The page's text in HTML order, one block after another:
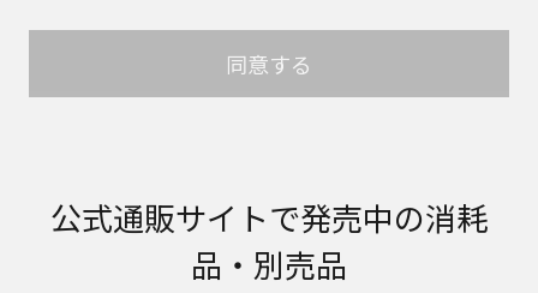
めご了承ください。
本ウェブサイトに公開されている取扱説明書の対
象商品が生産中止などの理由でご購入できない場
のお取り扱いについて。パナソニック株式会社お
内容を、ご相談への対応や修理、その確認などの
同意する
公式通販サイトで発売中の消耗
品・別売品